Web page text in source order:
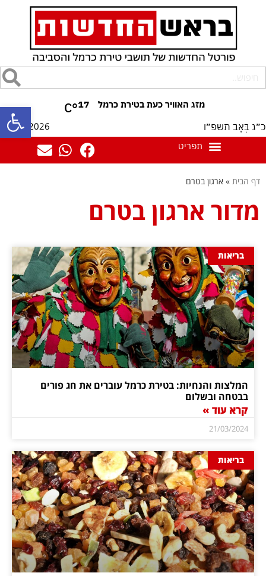
פתח 17
°C
כ״ג בְּאָב תשפ״ו 06/08/2026
דף הבית » ארגון בטרם
מדור ארגון בטרם
בריאות
המלצות והנחיות: בטירת כרמל עוברים את חג פורים
בבטחה ובשלום
קרא עוד »
21/03/2024
בריאות